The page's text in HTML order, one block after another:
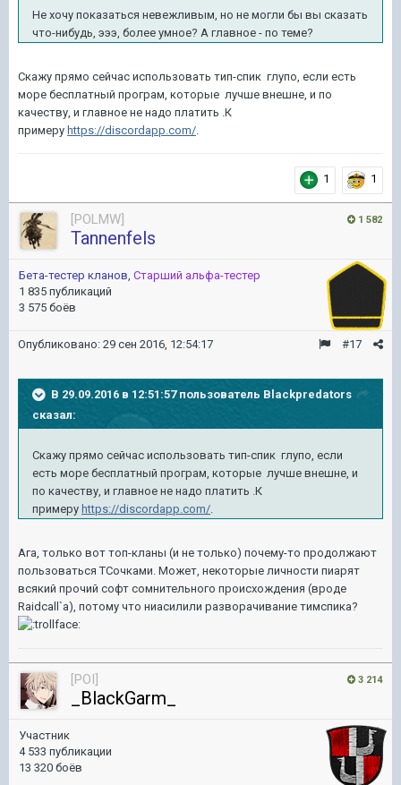
Не хочу показаться невежливым, но не могли бы вы сказать
что-нибудь, эээ, более умное? А главное - по теме?
Скажу прямо сейчас использовать тип-спик глупо, если есть
море бесплатный програм, которые лучше внешне, и по
качеству, и главное не надо платить .К
примеру https://discordapp.com/
1 1
1 582
[POLMW]
Tannenfels
Бета-тестер кланов Старший альфа-тестер
1 835 публикаций
3 575 боёв
#17
Опубликовано: 29 сен 2016, 12:54:17
В 29.09.2016 в 12:51:57 пользователь Blackpredators
сказал:
Скажу прямо сейчас использовать тип-спик глупо, если
есть море бесплатный програм, которые лучше внешне, и
по качеству, и главное не надо платить .К
примеру https://discordapp.com/
Ага, только вот топ-кланы (и не только) почему-то продолжают
пользоваться ТСочками. Может, некоторые личности пиарят
всякий прочий софт сомнительного происхождения (вроде
Raidcall`а), потому что ниасилили разворачивание тимспика?
3 214
[POI]
_BlackGarm_
Участник
4 533 публикации
13 320 боёв